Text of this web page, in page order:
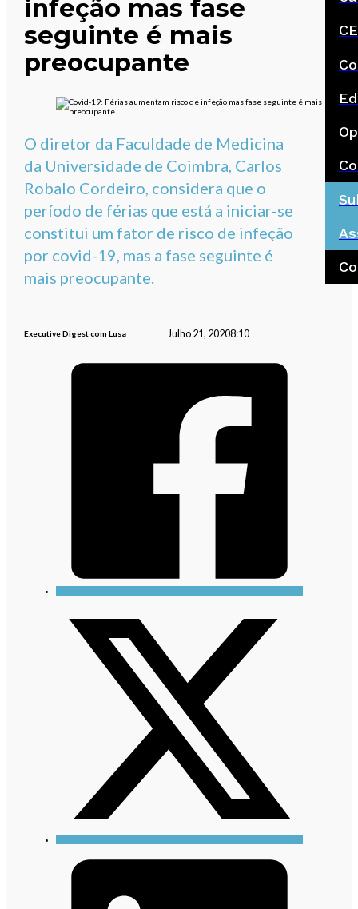
infeção mas fase
seguinte é mais
preocupante
O diretor da Faculdade de Medicina
da Universidade de Coimbra, Carlos
Robalo Cordeiro, considera que o
período de férias que está a iniciar-se
constitui um fator de risco de infeção
por covid-19, mas a fase seguinte é
mais preocupante.
Executive Digest com Lusa Julho 21, 20208:10